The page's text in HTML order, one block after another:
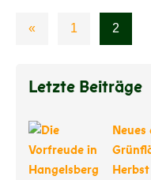
Beiträge
« Vorherige
1 2
Letzte Beiträge